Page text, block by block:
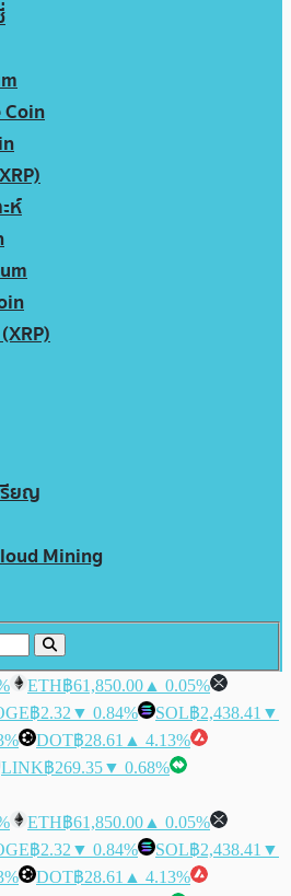
Coin
ห์
รียญ
Mining
ETH฿61,850.00 ▲ 0.05%
฿2.32 ▼ 0.84% SOL฿2,438.41 ▼
DOT฿28.61 ▲ 4.13%
LINK฿269.35▼ 0.68%
ETH฿61,850.00 ▲ 0.05%
฿2.32 ▼ 0.84% SOL฿2,438.41 ▼
DOT฿28.61 ▲ 4.13%